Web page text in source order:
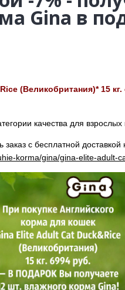
Gina в
(Великобритания)* 15 кг.
качества для взрослых
с бесплатной
korma/gina/gina-elite-adult-